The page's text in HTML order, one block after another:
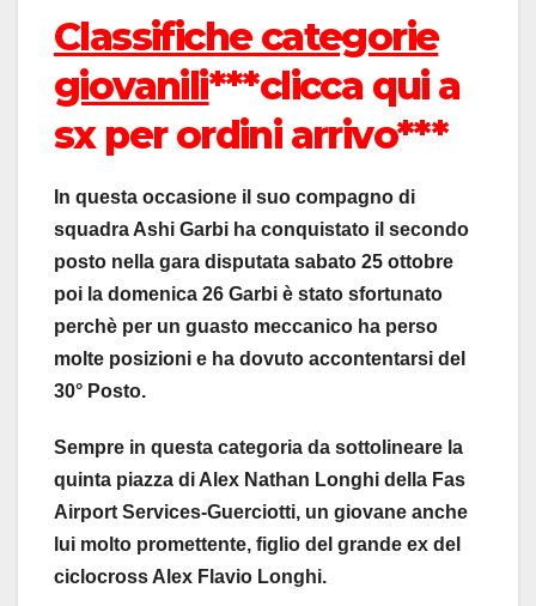
Classifiche categorie
giovanili***clicca qui a
sx per ordini arrivo***
In questa occasione il suo compagno di
squadra Ashi Garbi ha conquistato il secondo
posto nella gara disputata sabato 25 ottobre
poi la domenica 26 Garbi è stato sfortunato
perchè per un guasto meccanico ha perso
molte posizioni e ha dovuto accontentarsi del
30° Posto.
Sempre in questa categoria da sottolineare la
quinta piazza di Alex Nathan Longhi della Fas
Airport Services-Guerciotti, un giovane anche
lui molto promettente, figlio del grande ex del
ciclocross Alex Flavio Longhi.